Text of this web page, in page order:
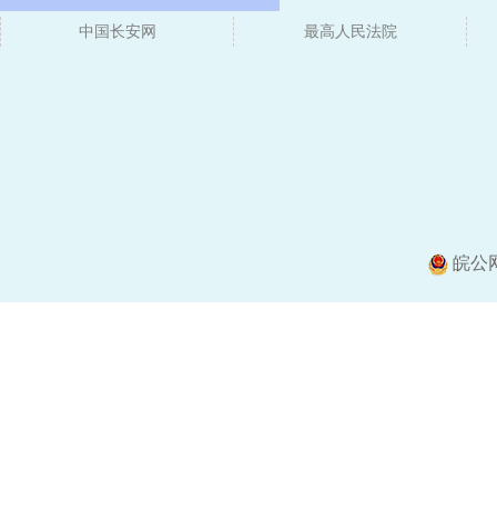
媒体
中国长安网 最高人民法院
皖公